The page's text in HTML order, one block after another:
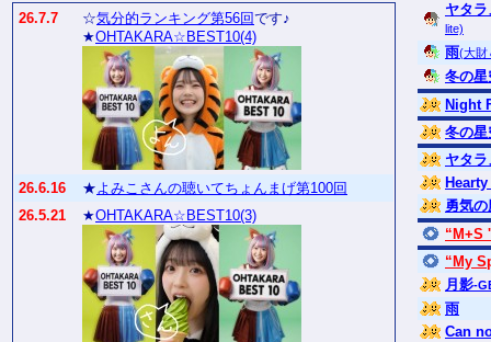
26.7.7 ☆気分的ランキング第56回です♪
★OHTAKARA☆BEST10(4)
26.6.16 ★よみこさんの聴いてちょんまげ第100回
26.5.21
★OHTAKARA☆BEST10(3)
ヤタ
lite)
雨(大財
冬の星
Night
冬の星
ヤタ
勇気
“M+S
“My
月影-
雨
Can